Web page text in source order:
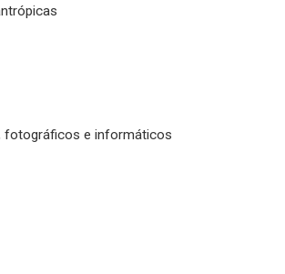
fotográficos e informáticos